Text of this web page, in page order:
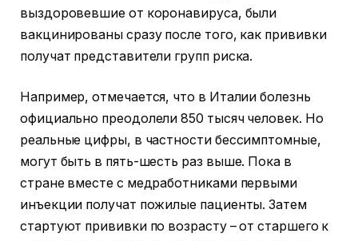
выздоровевшие от коронавируса, были
вакцинированы сразу после того, как прививки
получат представители групп риска.
Например, отмечается, что в Италии болезнь
официально преодолели 850 тысяч человек. Но
реальные цифры, в частности бессимптомные,
могут быть в пять-шесть раз выше. Пока в
стране вместе с медработниками первыми
инъекции получат пожилые пациенты. Затем
стартуют прививки по возрасту – от старшего к